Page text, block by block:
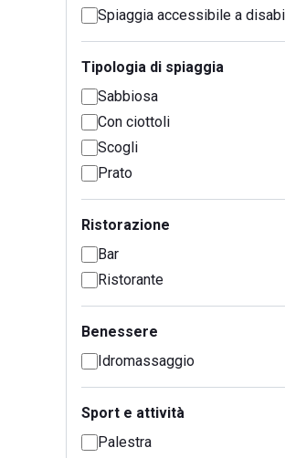
Spiaggia accessibile a
Tipologia di spiaggia
Sabbiosa
Con ciottoli
Scogli
Prato
Ristorazione
Bar
Ristorante
Benessere
Idromassaggio
Sport e attività
Palestra